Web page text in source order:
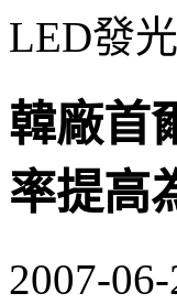
LED發
韓廠首
率提高
2007-